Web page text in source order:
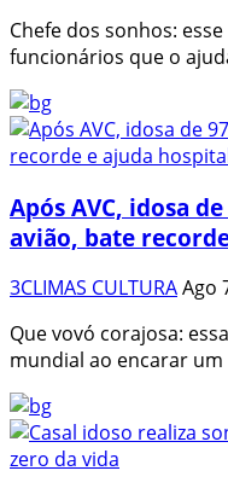
Chefe dos sonhos:
funcionários que o
Após AVC, idosa
avião, bate
3CLIMAS CULTURAAgo
Que vovó corajosa:
mundial ao encarar um